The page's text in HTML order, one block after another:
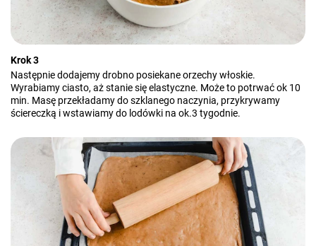
Krok 3
Następnie dodajemy drobno posiekane orzechy włoskie.
Wyrabiamy ciasto, aż stanie się elastyczne. Może to potrwać ok 10
min. Masę przekładamy do szklanego naczynia, przykrywamy
ściereczką i wstawiamy do lodówki na ok.3 tygodnie.